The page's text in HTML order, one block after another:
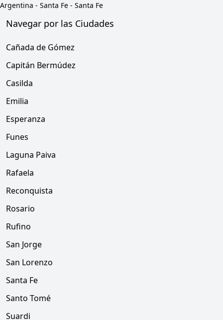
Argentina - Santa Fe - Santa Fe
Navegar por las Ciudades
Cañada de Gómez
Capitán Bermúdez
Casilda
Emilia
Esperanza
Funes
Laguna Paiva
Rafaela
Reconquista
Rosario
Rufino
San Jorge
San Lorenzo
Santa Fe
Santo Tomé
Suardi